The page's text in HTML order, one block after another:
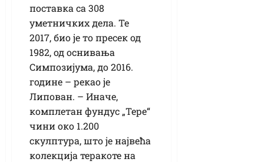
поставка са 308
уметничких дела. Те
2017, био је то пресек од
1982, од оснивања
Симпозијума, до 2016.
године – рекао је
Липован. – Иначе,
комплетан фундус „Тере“
чини око 1.200
скулптура, што је највећа
колекција теракоте на